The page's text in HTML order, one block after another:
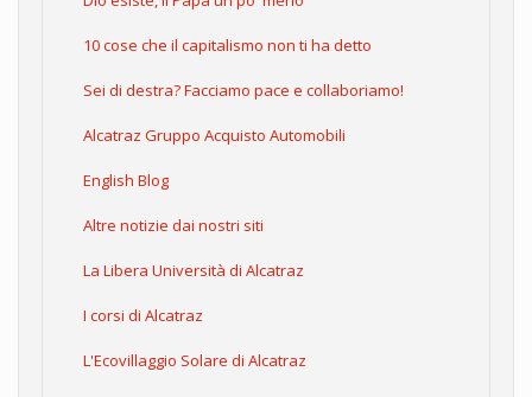
10 cose che il capitalismo non ti ha detto
Sei di destra? Facciamo pace e collaboriamo!
Alcatraz Gruppo Acquisto Automobili
English Blog
Altre notizie dai nostri siti
La Libera Università di Alcatraz
I corsi di Alcatraz
L'Ecovillaggio Solare di Alcatraz